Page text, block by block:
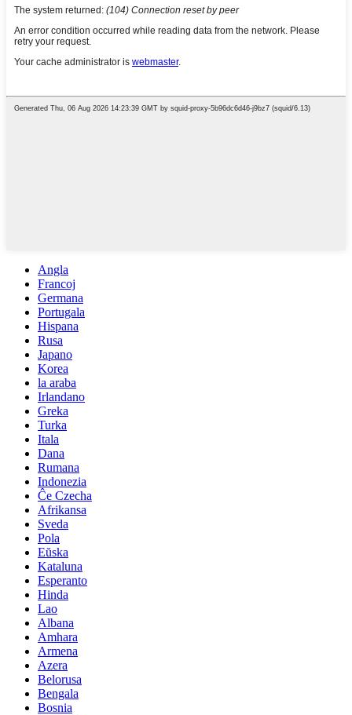
Angla
Francoj
Germana
Portugala
Hispana
Rusa
Japano
Korea
la araba
Irlandano
Greka
Turka
Itala
Dana
Rumana
Indonezia
Ĉe Czecha
Afrikansa
Sveda
Pola
Eŭska
Kataluna
Esperanto
Hinda
Lao
Albana
Amhara
Armena
Azera
Belorusa
Bengala
Bosnia